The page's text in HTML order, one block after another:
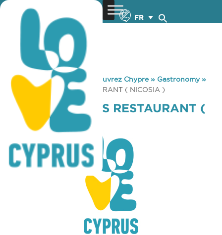
FR
You are here: Home »Découvrez Chypre» Gastronomy»
AGIOS GEORGIOS RESTAURANT ( NICOSIA )
AGIOS GEORGIOS RESTAURANT (
NICOSIA )